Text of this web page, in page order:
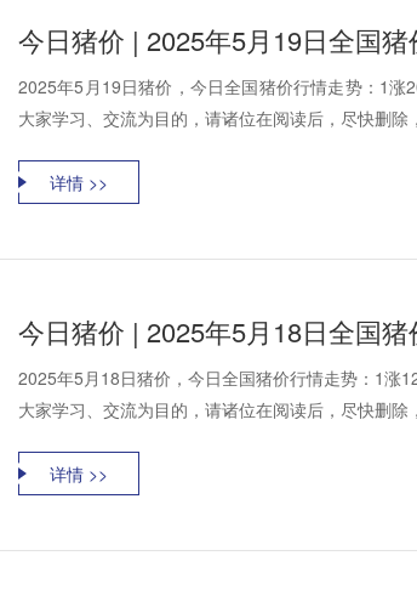
今日猪价 | 2025年5月19日全国猪
2025年5月19日猪价，今日全国猪价行情走势：1
大家学习、交流为目的，请诸位在阅读后，尽快删除
详情 >>
今日猪价 | 2025年5月18日全国猪
2025年5月18日猪价，今日全国猪价行情走势：1涨
大家学习、交流为目的，请诸位在阅读后，尽快删除
详情 >>